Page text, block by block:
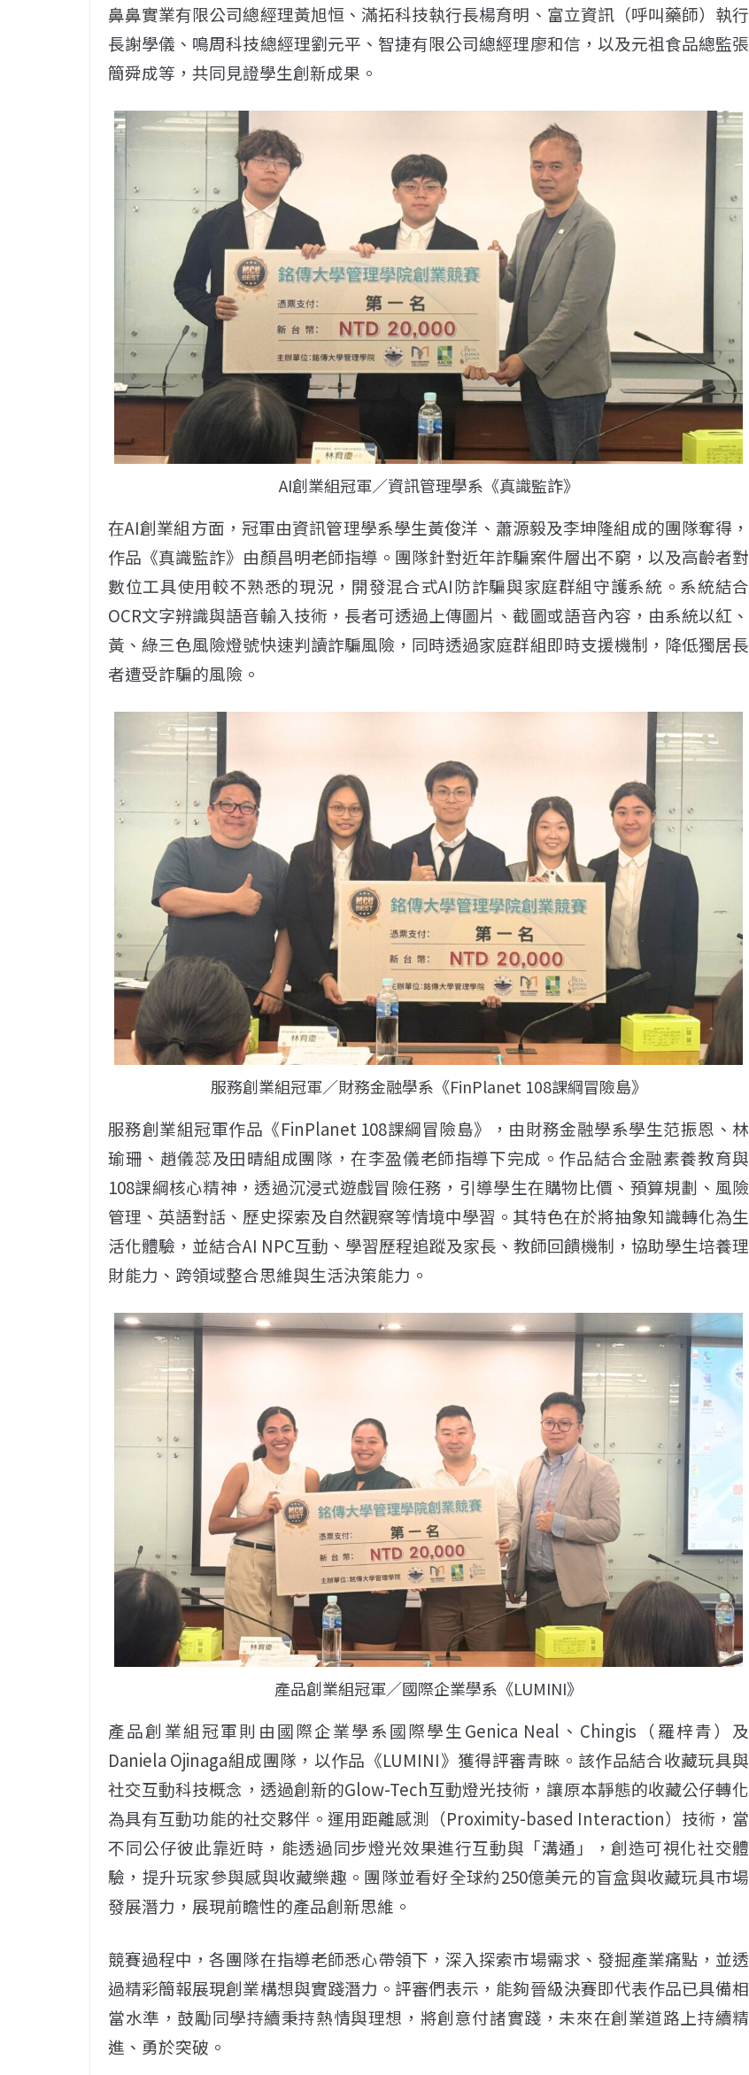
鼻鼻實業有限公司總經理黃旭恒、滿拓科技執行長楊育明、富立資訊（呼叫藥師）執行
長謝學儀、鳴周科技總經理劉元平、智捷有限公司總經理廖和信，以及元祖食品總監張
簡舜成等，共同見證學生創新成果。
AI創業組冠軍／資訊管理學系《真識監詐》
在AI創業組方面，冠軍由資訊管理學系學生黃俊洋、蕭源毅及李坤隆組成的團隊奪得，
作品《真識監詐》由顏昌明老師指導。團隊針對近年詐騙案件層出不窮，以及高齡者對
數位工具使用較不熟悉的現況，開發混合式AI防詐騙與家庭群組守護系統。系統結合
OCR文字辨識與語音輸入技術，長者可透過上傳圖片、截圖或語音內容，由系統以紅、
黃、綠三色風險燈號快速判讀詐騙風險，同時透過家庭群組即時支援機制，降低獨居長
者遭受詐騙的風險。
服務創業組冠軍／財務金融學系《FinPlanet 108課綱冒險島》
服務創業組冠軍作品《FinPlanet 108課綱冒險島》，由財務金融學系學生范振恩、林
瑜珊、趙儀蕊及田晴組成團隊，在李盈儀老師指導下完成。作品結合金融素養教育與
108課綱核心精神，透過沉浸式遊戲冒險任務，引導學生在購物比價、預算規劃、風險
管理、英語對話、歷史探索及自然觀察等情境中學習。其特色在於將抽象知識轉化為生
活化體驗，並結合AI NPC互動、學習歷程追蹤及家長、教師回饋機制，協助學生培養理
財能力、跨領域整合思維與生活決策能力。
產品創業組冠軍／國際企業學系《LUMINI》
產品創業組冠軍則由國際企業學系國際學生Genica Neal、Chingis（羅梓青）及
Daniela Ojinaga組成團隊，以作品《LUMINI》獲得評審青睞。該作品結合收藏玩具與
社交互動科技概念，透過創新的Glow-Tech互動燈光技術，讓原本靜態的收藏公仔轉化
為具有互動功能的社交夥伴。運用距離感測（Proximity-based Interaction）技術，當
不同公仔彼此靠近時，能透過同步燈光效果進行互動與「溝通」，創造可視化社交體
驗，提升玩家參與感與收藏樂趣。團隊並看好全球約250億美元的盲盒與收藏玩具市場
發展潛力，展現前瞻性的產品創新思維。
競賽過程中，各團隊在指導老師悉心帶領下，深入探索市場需求、發掘產業痛點，並透
過精彩簡報展現創業構想與實踐潛力。評審們表示，能夠晉級決賽即代表作品已具備相
當水準，鼓勵同學持續秉持熱情與理想，將創意付諸實踐，未來在創業道路上持續精
進、勇於突破。